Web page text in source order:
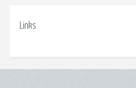
Links